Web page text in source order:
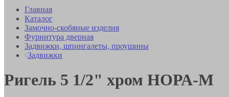
Главная
Каталог
Замочно-скобяные изделия
Фурнитура дверная
Задвижки, шпингалеты, проушины
Задвижки
Ригель 5 1/2" хром НОРА-М